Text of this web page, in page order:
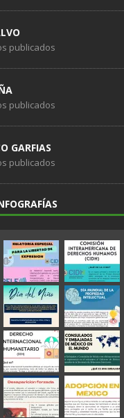
publicados
publicados
GARFIAS
publicados